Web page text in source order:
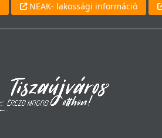
NEAK- lakossági információ